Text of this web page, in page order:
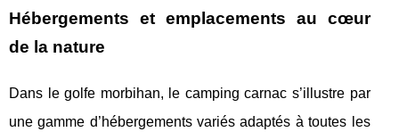
Hébergements et emplacements au cœur
de la nature
Dans le golfe morbihan, le camping carnac s’illustre par
une gamme d’hébergements variés adaptés à toutes les